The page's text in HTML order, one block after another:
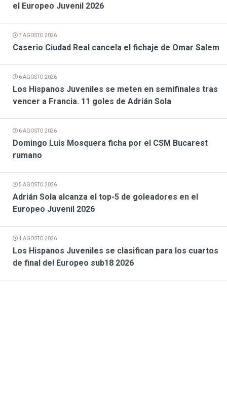
el Europeo Juvenil 2026
7 AGOSTO 2026
Caserio Ciudad Real cancela el fichaje de Omar Salem
6 AGOSTO 2026
Los Hispanos Juveniles se meten en semifinales tras
vencer a Francia. 11 goles de Adrián Sola
6 AGOSTO 2026
Domingo Luis Mosquera ficha por el CSM Bucarest
rumano
5 AGOSTO 2026
Adrián Sola alcanza el top-5 de goleadores en el
Europeo Juvenil 2026
4 AGOSTO 2026
Los Hispanos Juveniles se clasifican para los cuartos
de final del Europeo sub18 2026